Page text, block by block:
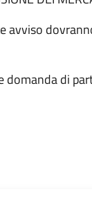
avviso
domanda di